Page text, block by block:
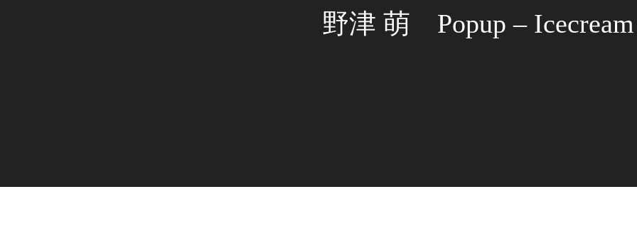
野津 萌 Popup – Icecream